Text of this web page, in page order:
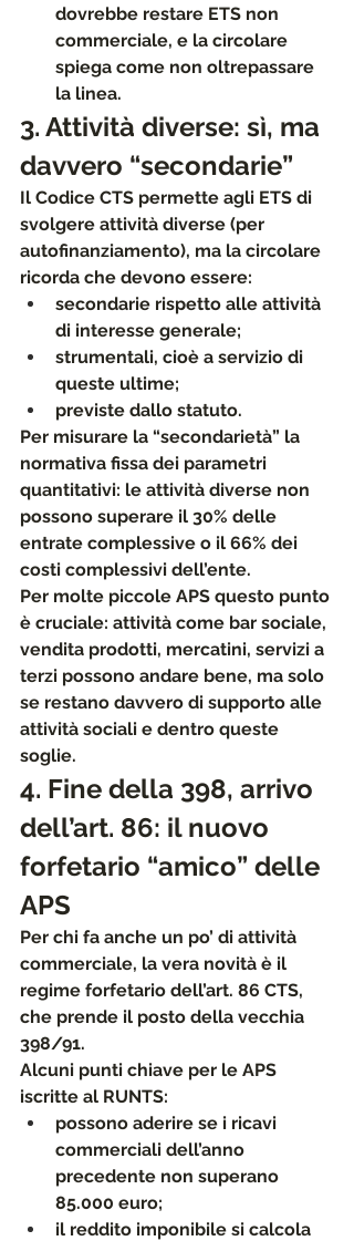
dovrebbe restare ETS non
commerciale, e la circolare
spiega come non oltrepassare
la linea.
3. Attività diverse: sì, ma
davvero “secondarie”
Il Codice CTS permette agli ETS di
svolgere attività diverse (per
autofinanziamento), ma la circolare
ricorda che devono essere:
secondarie rispetto alle attività
di interesse generale;
strumentali, cioè a servizio di
queste ultime;
previste dallo statuto.
Per misurare la “secondarietà” la
normativa fissa dei parametri
quantitativi: le attività diverse non
possono superare il 30% delle
entrate complessive o il 66% dei
costi complessivi dell’ente.
Per molte piccole APS questo punto
è cruciale: attività come bar sociale,
vendita prodotti, mercatini, servizi a
terzi possono andare bene, ma solo
se restano davvero di supporto alle
attività sociali e dentro queste
soglie.
4. Fine della 398, arrivo
dell’art. 86: il nuovo
forfetario “amico” delle
APS
Per chi fa anche un po’ di attività
commerciale, la vera novità è il
regime forfetario dell’art. 86 CTS,
che prende il posto della vecchia
398/91.
Alcuni punti chiave per le APS
iscritte al RUNTS:
possono aderire se i ricavi
commerciali dell’anno
precedente non superano
85.000 euro;
il reddito imponibile si calcola